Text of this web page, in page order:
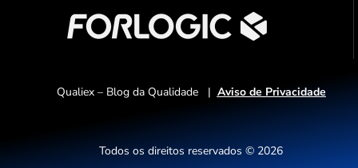
f
y
Qualiex – Blog da Qualidade | Aviso de Privacidade
Todos os direitos reservados © 2026